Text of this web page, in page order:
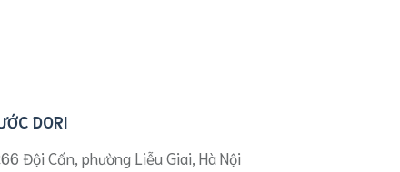
DORI
Đội Cấn, phường Liễu Giai, Hà Nội